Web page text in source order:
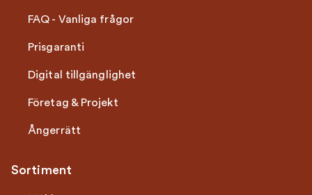
FAQ - Vanliga frågor
Prisgaranti
Digital tillgänglighet
Företag & Projekt
Ångerrätt
Sortiment